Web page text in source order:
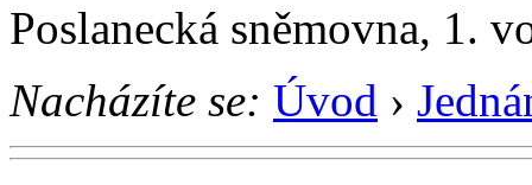
Poslanecká sněmovna, 1.
Nacházíte se: Úvod ›